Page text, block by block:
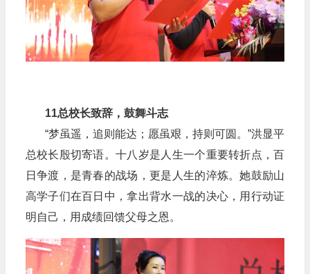
11总校长致辞，鼓舞斗志
“梦虽遥，追则能达；愿虽艰，持则可圆。”洪显平
总校长殷切寄语。十八岁是人生一个重要转折点，百
日争渡，是青春的战场，更是人生的淬炼。她鼓励山
高学子们在百日中，拿出背水一战的决心，用行动证
明自己，用成绩回馈父母之恩。